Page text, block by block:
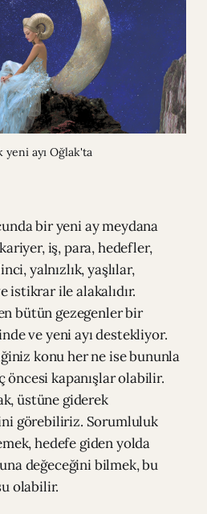
yeni ayı Oğlak'ta
bir yeni ay meydana
iş, para, hedefler,
yalnızlık, yaşlılar,
istikrar ile alakalıdır.
bütün gezegenler bir
ve yeni ayı destekliyor.
konu her ne ise bununla
öncesi kapanışlar olabilir.
üstüne giderek
görebiliriz. Sorumluluk
hedefe giden yolda
değeceğini bilmek, bu
olabilir.